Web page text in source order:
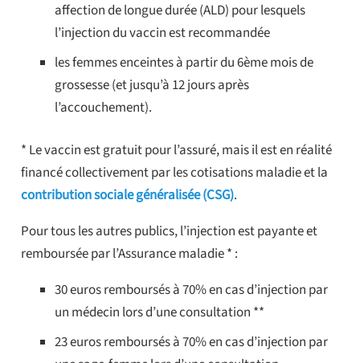
affection de longue durée (ALD) pour lesquels
l’injection du vaccin est recommandée
les femmes enceintes à partir du 6ème mois de
grossesse (et jusqu’à 12 jours après
l’accouchement).
* Le vaccin est gratuit pour l’assuré, mais il est en réalité
financé collectivement par les cotisations maladie et la
contribution sociale généralisée (CSG).
Pour tous les autres publics, l’injection est payante et
remboursée par l’Assurance maladie * :
30 euros remboursés à 70% en cas d’injection par
un médecin lors d’une consultation **
23 euros remboursés à 70% en cas d’injection par